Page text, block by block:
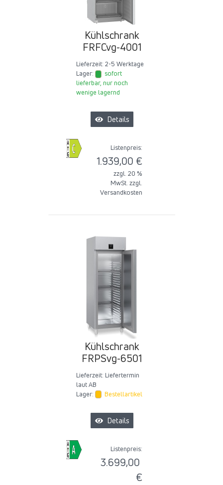
Kühlschrank
FRFCvg-4001
Lieferzeit: 2-5 Werktage
Lager:
sofort
lieferbar, nur noch
wenige lagernd
Details
Listenpreis:
1.939,00 €
zzgl. 20 %
MwSt. zzgl.
Versandkosten
Kühlschrank
FRPSvg-6501
Lieferzeit: Liefertermin
laut AB
Lager:
Bestellartikel
Details
Listenpreis:
3.699,00
€